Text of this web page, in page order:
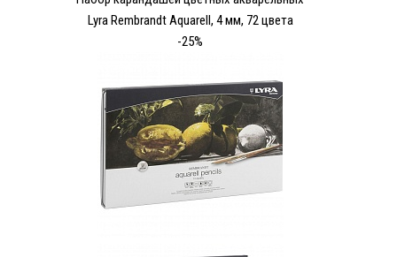
Lyra Rembrandt Aquarell, 4 мм, 72 цвета
-25%